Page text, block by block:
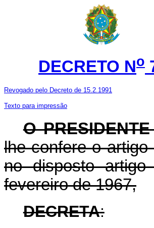
DECRETO No
Revogado pelo Decreto de 15.2.1991
Texto para impressão
O
lhe confere o
no disposto
fevereiro de 1967,
DECRETA: